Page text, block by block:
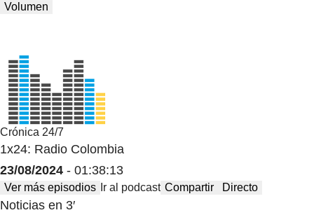
Volumen
Crónica 24/7
1x24: Radio Colombia
23/08/2024 - 01:38:13
Ver más episodios Ir al podcast Compartir Directo
Noticias en 3′